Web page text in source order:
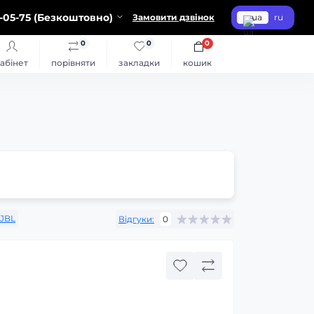
75 (Безкоштовно) Замовити дзвінок ua ru
порівняти
0
закладки
0
кошик
0
JBL Відгуки: 0